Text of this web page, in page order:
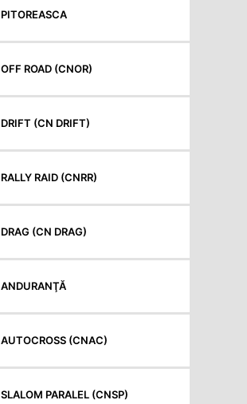
PITOREASCA
OFF ROAD (CNOR)
DRIFT (CN DRIFT)
RALLY RAID (CNRR)
DRAG (CN DRAG)
ANDURANŢĂ
AUTOCROSS (CNAC)
SLALOM PARALEL (CNSP)